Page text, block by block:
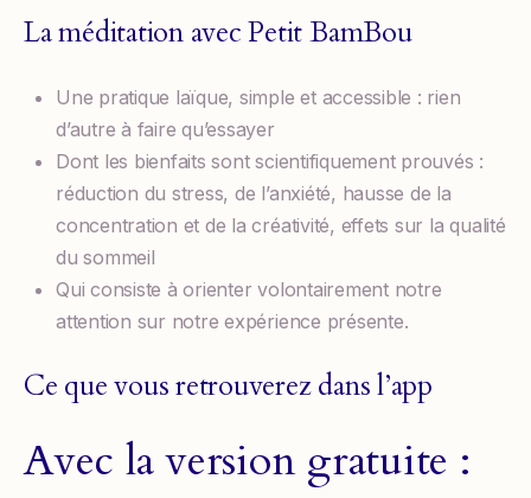
La méditation avec Petit BamBou
Une pratique laïque, simple et accessible : rien
d’autre à faire qu’essayer
Dont les bienfaits sont scientifiquement prouvés :
réduction du stress, de l’anxiété, hausse de la
concentration et de la créativité, effets sur la qualité
du sommeil
Qui consiste à orienter volontairement notre
attention sur notre expérience présente.
Ce que vous retrouverez dans l’app
Avec la version gratuite :